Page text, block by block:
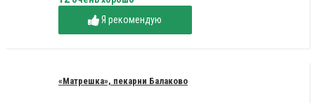
Я рекомендую
«Матрешка», пекарни Балаково